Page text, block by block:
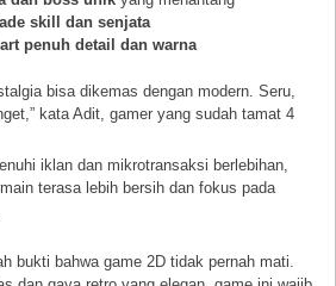
skill dan senjata
penuh detail dan warna
bisa dikemas dengan modern. Seru,
kata Adit, gamer yang sudah tamat 4
iklan dan mikrotransaksi berlebihan,
terasa lebih bersih dan fokus pada
bukti bahwa game 2D tidak pernah mati.